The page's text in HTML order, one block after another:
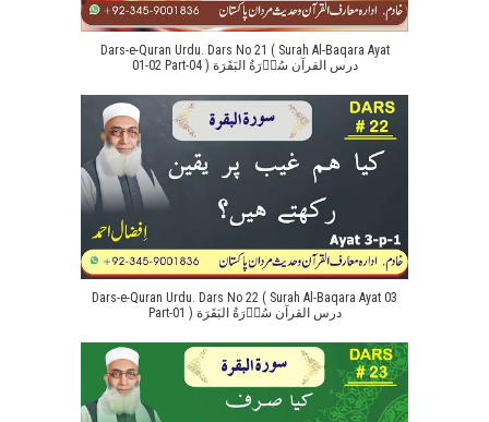
Dars-e-Quran Urdu. Dars No 21 ( Surah Al-Baqara Ayat
01-02 Part-04 ) درس القرآن سُوۡرَةُ البَقَرَة
Dars-e-Quran Urdu. Dars No 22 ( Surah Al-Baqara Ayat 03
Part-01 ) درس القرآن سُوۡرَةُ البَقَرَة